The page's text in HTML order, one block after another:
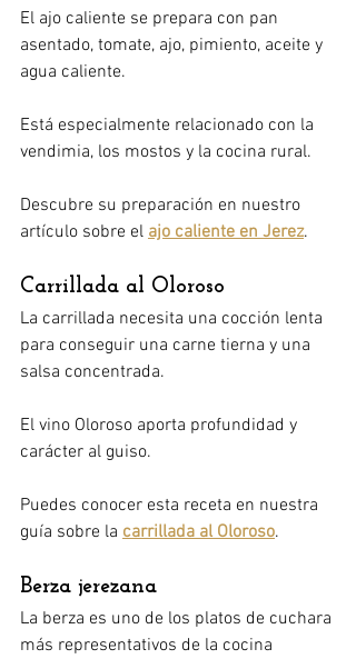
El ajo caliente se prepara con pan
asentado, tomate, ajo, pimiento, aceite y
agua caliente.
Está especialmente relacionado con la
vendimia, los mostos y la cocina rural.
Descubre su preparación en nuestro
artículo sobre el ajo caliente en Jerez.
Carrillada al Oloroso
La carrillada necesita una cocción lenta
para conseguir una carne tierna y una
salsa concentrada.
El vino Oloroso aporta profundidad y
carácter al guiso.
Puedes conocer esta receta en nuestra
guía sobre la carrillada al Oloroso.
Berza jerezana
La berza es uno de los platos de cuchara
más representativos de la cocina